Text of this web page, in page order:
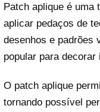
Patch aplique é uma
aplicar pedaços de
desenhos e padrões
popular para
O patch aplique
tornando possível